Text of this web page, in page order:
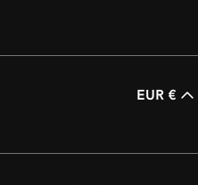
EUR €